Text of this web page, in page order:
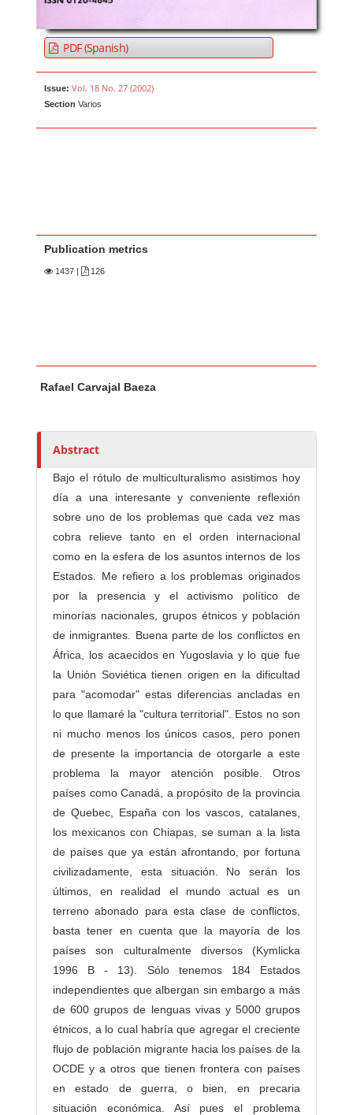
PDF (Spanish)
Issue: Vol. 18 No. 27 (2002)
Section Varios
Publication metrics
1437 | 126
u
h
r
Rafael Carvajal Baeza
Abstract
Bajo el rótulo de multiculturalismo asistimos hoy
día a una interesante y conveniente reflexión
sobre uno de los problemas que cada vez mas
cobra relieve tanto en el orden internacional
como en la esfera de los asuntos internos de los
Estados. Me refiero a los problemas originados
por la presencia y el activismo político de
minorías nacionales, grupos étnicos y población
de inmigrantes. Buena parte de los conflictos en
África, los acaecidos en Yugoslavia y lo que fue
la Unión Soviética tienen origen en la dificultad
para "acomodar" estas diferencias ancladas en
lo que llamaré la "cultura territorial". Estos no son
ni mucho menos los únicos casos, pero ponen
de presente la importancia de otorgarle a este
problema la mayor atención posible. Otros
países como Canadá, a propósito de la provincia
de Quebec, España con los vascos, catalanes,
los mexicanos con Chiapas, se suman a la lista
de países que ya están afrontando, por fortuna
civilizadamente, esta situación. No serán los
últimos, en realidad el mundo actual es un
terreno abonado para esta clase de conflictos,
basta tener en cuenta que la mayoría de los
países son culturalmente diversos (Kymlicka
1996 B - 13). Sólo tenemos 184 Estados
independientes que albergan sin embargo a más
de 600 grupos de lenguas vivas y 5000 grupos
étnicos, a lo cual habría que agregar el creciente
flujo de población migrante hacia los países de la
OCDE y a otros que tienen frontera con países
en estado de guerra, o bien, en precaria
situación económica. Así pues el problema